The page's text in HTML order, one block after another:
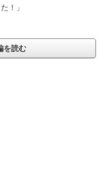
！」
を読む